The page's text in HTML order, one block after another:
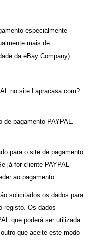
especialmente
mais de
da eBay Company).
no site Lapracasa.com?
de pagamento PAYPAL.
para o site de pagamento
já for cliente PAYPAL
ao pagamento.
solicitados os dados para
registo. Os dados
que poderá ser utilizada
que aceite este modo